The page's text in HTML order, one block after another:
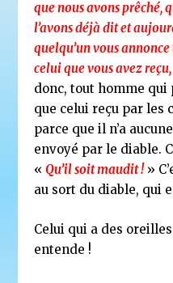
que nous avons prêché,
l’avons déjà dit et
quelqu’un vous
celui que vous avez
donc, tout homme
que celui reçu par les
parce que il n’a
envoyé par le diable.
«Qu’il soit maudit !»
au sort du diable, qui
Celui qui a des
entende !